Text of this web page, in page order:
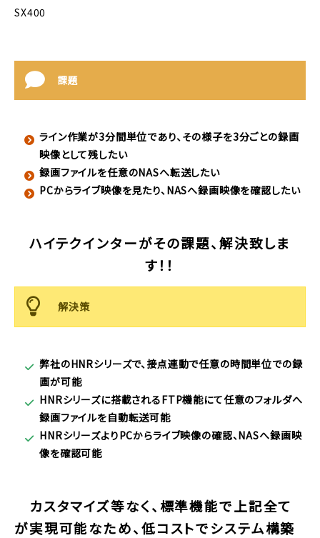
SX400
課題
ライン作業が3分間単位であり、その様子を3分ごとの録画
映像として残したい
録画ファイルを任意のNASへ転送したい
PCからライブ映像を見たり、NASへ録画映像を確認したい
ハイテクインターがその課題、解決致しま
す！！
解決策
弊社のHNRシリーズで、接点連動で任意の時間単位での録
画が可能
HNRシリーズに搭載されるFTP機能にて任意のフォルダへ
録画ファイルを自動転送可能
HNRシリーズよりPCからライブ映像の確認、NASへ録画映
像を確認可能
カスタマイズ等なく、標準機能で上記全て
が実現可能なため、低コストでシステム構築